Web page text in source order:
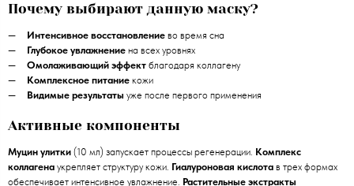
Почему выбирают данную маску?
Интенсивное восстановление во время сна
Глубокое увлажнение на всех уровнях
Омолаживающий эффект благодаря коллагену
Комплексное питание кожи
Видимые результаты уже после первого применения
Активные компоненты
Муцин улитки (10 мл) запускает процессы регенерации. Комплекс
коллагена укрепляет структуру кожи. Гиалуроновая кислота в трех формах
обеспечивает интенсивное увлажнение. Растительные экстракты